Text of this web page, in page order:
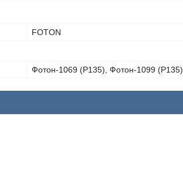
FOTON
Фотон-1069 (P135), Фотон-1099 (P135)